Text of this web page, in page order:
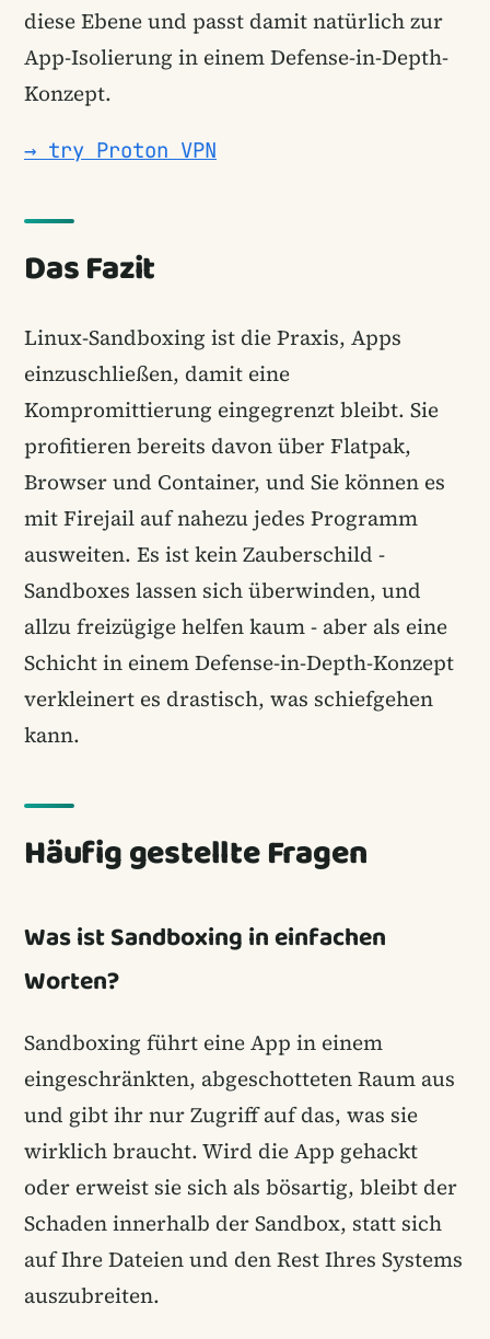
diese Ebene und passt damit natürlich zur
App-Isolierung in einem Defense-in-Depth-
Konzept.
→ try Proton VPN
Das Fazit
Linux-Sandboxing ist die Praxis, Apps
einzuschließen, damit eine
Kompromittierung eingegrenzt bleibt. Sie
profitieren bereits davon über Flatpak,
Browser und Container, und Sie können es
mit Firejail auf nahezu jedes Programm
ausweiten. Es ist kein Zauberschild -
Sandboxes lassen sich überwinden, und
allzu freizügige helfen kaum - aber als eine
Schicht in einem Defense-in-Depth-Konzept
verkleinert es drastisch, was schiefgehen
kann.
Häufig gestellte Fragen
Was ist Sandboxing in einfachen
Worten?
Sandboxing führt eine App in einem
eingeschränkten, abgeschotteten Raum aus
und gibt ihr nur Zugriff auf das, was sie
wirklich braucht. Wird die App gehackt
oder erweist sie sich als bösartig, bleibt der
Schaden innerhalb der Sandbox, statt sich
auf Ihre Dateien und den Rest Ihres Systems
auszubreiten.